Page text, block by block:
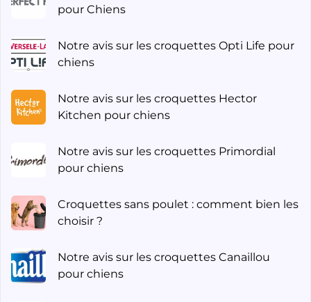
pour Chiens
Notre avis sur les croquettes Opti Life pour
chiens
Notre avis sur les croquettes Hector
Kitchen pour chiens
Notre avis sur les croquettes Primordial
pour chiens
Croquettes sans poulet : comment bien les
choisir ?
Notre avis sur les croquettes Canaillou
pour chiens